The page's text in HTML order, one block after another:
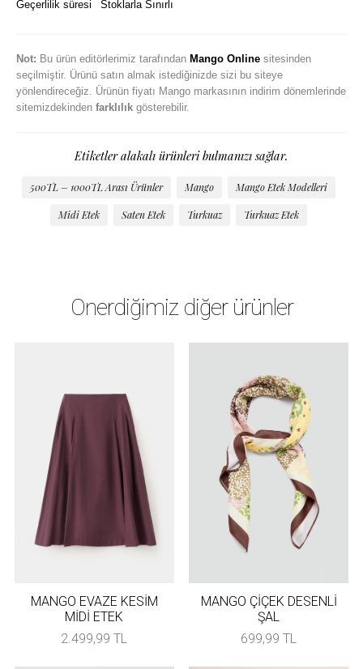
Geçerlilik süresi
Stoklarla Sınırlı
Not: Bu ürün editörlerimiz tarafından Mango Onlinesitesinden
seçilmiştir. Ürünü satın almak istediğinizde sizi bu siteye
yönlendireceğiz. Ürünün fiyatı Mango markasının indirim dönemlerinde
sitemizdekinden farklılıkgösterebilir.
Etiketler alakalı ürünleri bulmanızı sağlar.
500TL – 1000TL Arası Ürünler Mango Mango Etek Modelleri
Midi Etek Saten Etek Turkuaz Turkuaz Etek
Önerdiğimiz diğer ürünler
MANGO EVAZE KESİM
MİDİ ETEK
2.499,99 TL
MANGO ÇİÇEK DESENLİ
ŞAL
699,99 TL